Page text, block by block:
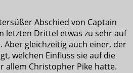
Abschied von Captain
letzten Drittel etwas zu sehr auf
gleichzeitig auch einer, der
welchen Einfluss sie auf die
allem Christopher Pike hatte.